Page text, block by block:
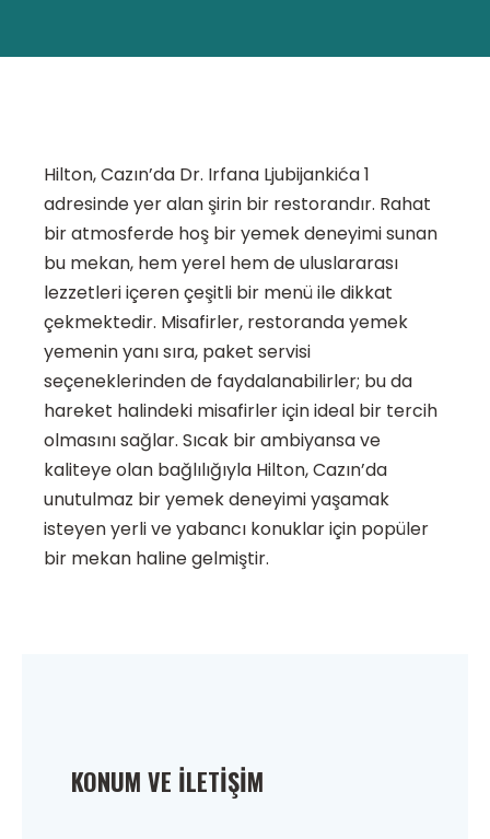
Hilton, Cazın’da Dr. Irfana Ljubijankića 1
adresinde yer alan şirin bir restorandır. Rahat
bir atmosferde hoş bir yemek deneyimi sunan
bu mekan, hem yerel hem de uluslararası
lezzetleri içeren çeşitli bir menü ile dikkat
çekmektedir. Misafirler, restoranda yemek
yemenin yanı sıra, paket servisi
seçeneklerinden de faydalanabilirler; bu da
hareket halindeki misafirler için ideal bir tercih
olmasını sağlar. Sıcak bir ambiyansa ve
kaliteye olan bağlılığıyla Hilton, Cazın’da
unutulmaz bir yemek deneyimi yaşamak
isteyen yerli ve yabancı konuklar için popüler
bir mekan haline gelmiştir.
KONUM VE İLETIŞIM